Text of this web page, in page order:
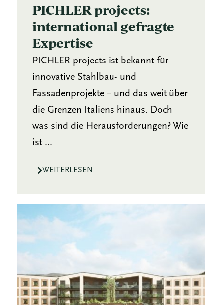
PICHLER projects:
international gefragte
Expertise
PICHLER projects ist bekannt für
innovative Stahlbau- und
Fassadenprojekte – und das weit über
die Grenzen Italiens hinaus. Doch
was sind die Herausforderungen? Wie
ist ...
WEITERLESEN